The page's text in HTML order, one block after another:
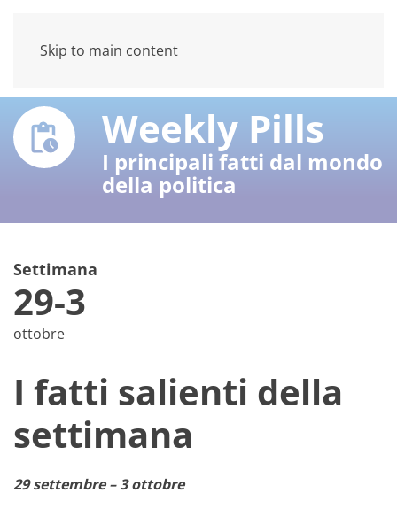
Skip to main content
Weekly Pills
I principali fatti dal mondo
della politica
Settimana
29-3
ottobre
I fatti salienti della
settimana
29 settembre – 3 ottobre